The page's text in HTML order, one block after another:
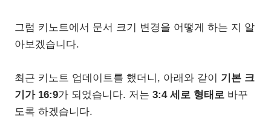
그럼 키노트에서 문서 크기 변경을 어떻게 하는 지 알
아보겠습니다.
최근 키노트 업데이트를 했더니, 아래와 같이 기본 크
기가 16:9가 되었습니다. 저는 3:4 세로 형태로 바꾸
도록 하겠습니다.